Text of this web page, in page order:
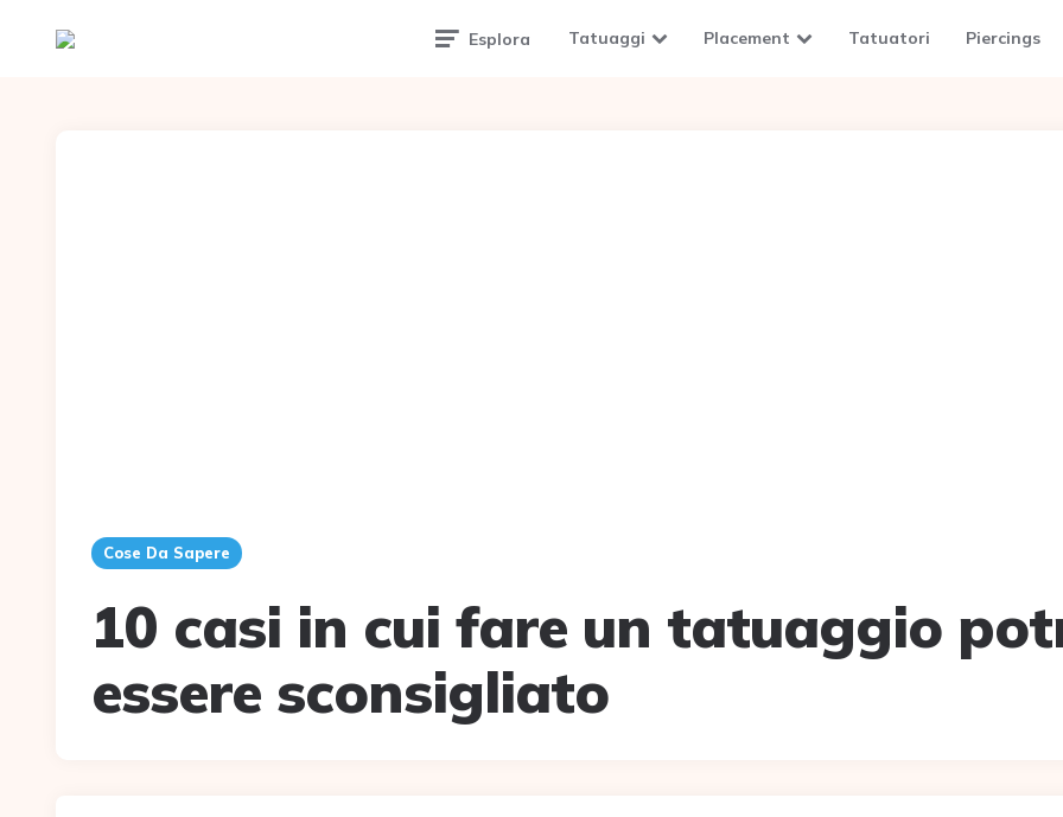
Esplora Tatuaggi Placement Tatuatori Piercings
Cose Da Sapere
10 casi in cui fare un tatuaggio
essere sconsigliato